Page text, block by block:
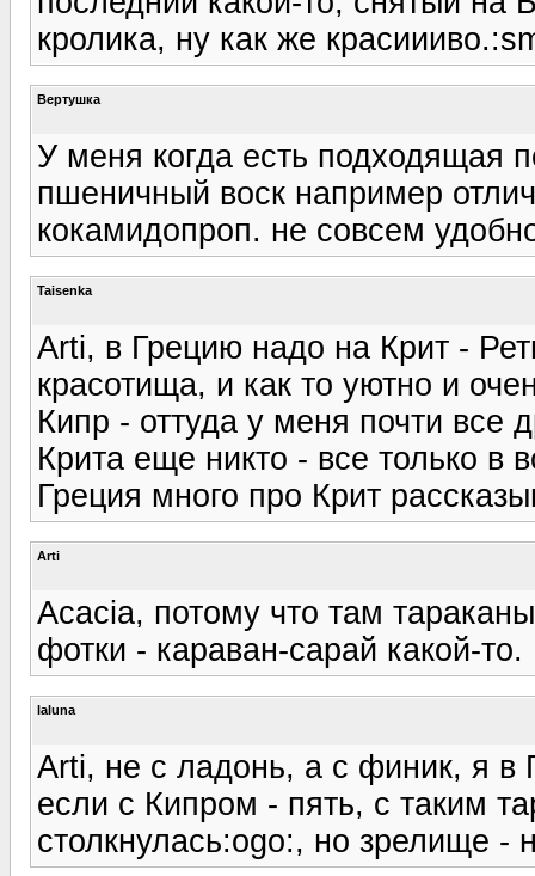
кролика, ну как же
Вертушка
У меня когда есть подходящая
пшеничный воск например
кокамидопроп. не совсем
Taisenka
Arti, в Грецию надо на Крит -
красотища, и как то уютно и
Кипр - оттуда у меня почти все
Крита еще никто - все только в
Греция много про Крит
Arti
Acacia, потому что там
фотки - караван-сарай какой-то.
laluna
Arti, не с ладонь, а с финик, я в
если с Кипром - пять, с таким
столкнулась:ogo:, но зрелище -